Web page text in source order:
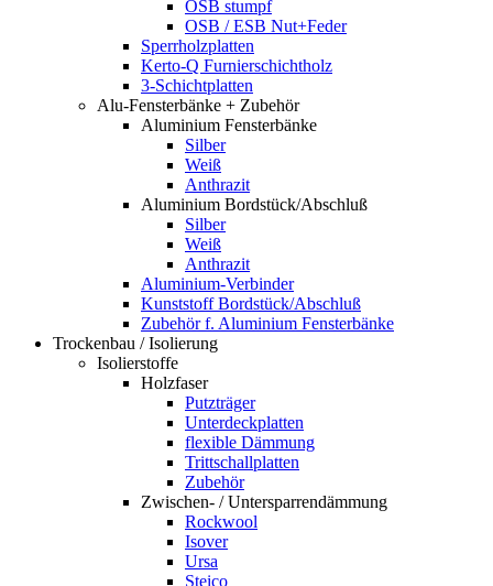
OSB stumpf
OSB / ESB Nut+Feder
Sperrholzplatten
Kerto-Q Furnierschichtholz
3-Schichtplatten
Alu-Fensterbänke + Zubehör
Aluminium Fensterbänke
Silber
Weiß
Anthrazit
Aluminium Bordstück/Abschluß
Silber
Weiß
Anthrazit
Aluminium-Verbinder
Kunststoff Bordstück/Abschluß
Zubehör f. Aluminium Fensterbänke
Trockenbau / Isolierung
Isolierstoffe
Holzfaser
Putzträger
Unterdeckplatten
flexible Dämmung
Trittschallplatten
Zubehör
Zwischen- / Untersparrendämmung
Rockwool
Isover
Ursa
Steico